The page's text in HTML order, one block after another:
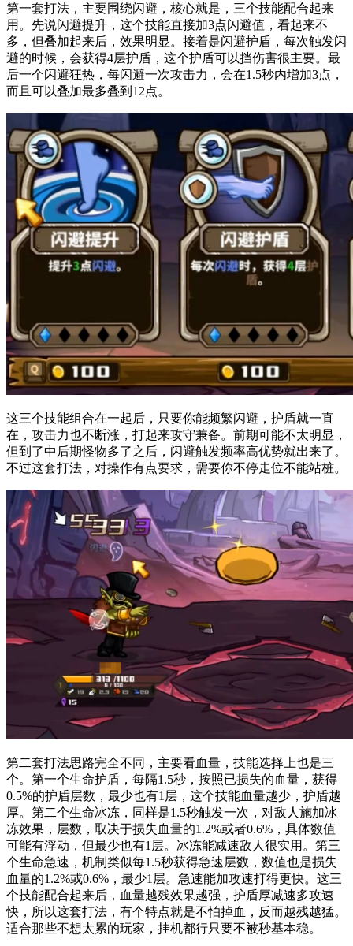
第一套打法，主要围绕闪避，核心就是，三个技能配合起来
用。先说闪避提升，这个技能直接加3点闪避值，看起来不
多，但叠加起来后，效果明显。接着是闪避护盾，每次触发闪
避的时候，会获得4层护盾，这个护盾可以挡伤害很主要。最
后一个闪避狂热，每闪避一次攻击力，会在1.5秒内增加3点，
而且可以叠加最多叠到12点。
这三个技能组合在一起后，只要你能频繁闪避，护盾就一直
在，攻击力也不断涨，打起来攻守兼备。前期可能不太明显，
但到了中后期怪物多了之后，闪避触发频率高优势就出来了。
不过这套打法，对操作有点要求，需要你不停走位不能站桩。
第二套打法思路完全不同，主要看血量，技能选择上也是三
个。第一个生命护盾，每隔1.5秒，按照已损失的血量，获得
0.5%的护盾层数，最少也有1层，这个技能血量越少，护盾越
厚。第二个生命冰冻，同样是1.5秒触发一次，对敌人施加冰
冻效果，层数，取决于损失血量的1.2%或者0.6%，具体数值
可能有浮动，但最少也有1层。冰冻能减速敌人很实用。第三
个生命急速，机制类似每1.5秒获得急速层数，数值也是损失
血量的1.2%或0.6%，最少1层。急速能加攻速打得更快。这三
个技能配合起来后，血量越残效果越强，护盾厚减速多攻速
快，所以这套打法，有个特点就是不怕掉血，反而越残越猛。
适合那些不想太累的玩家，挂机都行只要不被秒基本稳。